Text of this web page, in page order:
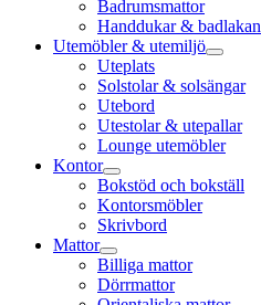
Badrumsmattor
Handdukar & badlakan
Utemöbler & utemiljö
Uteplats
Solstolar & solsängar
Utebord
Utestolar & utepallar
Lounge utemöbler
Kontor
Bokstöd och bokställ
Kontorsmöbler
Skrivbord
Mattor
Billiga mattor
Dörrmattor